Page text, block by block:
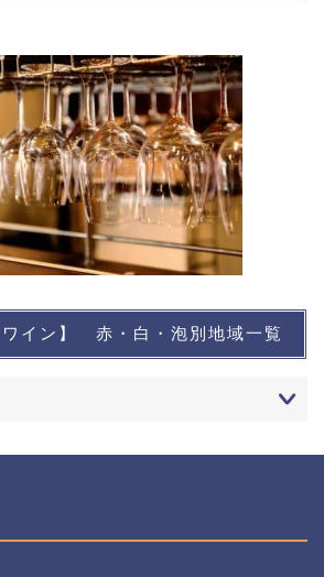
ワイン】 赤・白・泡別地域一覧
想い出に残るワイン